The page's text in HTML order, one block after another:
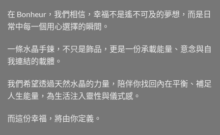
在 Bonheur，我們相信，幸福不是遙不可及的夢想，而是日
常中每一個用心選擇的瞬間。
一條水晶手鍊，不只是飾品，更是一份承載能量、意念與自
我連結的載體。
我們希望透過天然水晶的力量，陪伴你找回內在平衡、補足
人生能量，為生活注入靈性與儀式感。
而這份幸福，將由你定義。